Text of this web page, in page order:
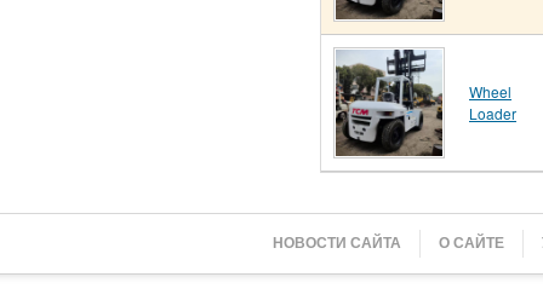
Wheel
Loader
НОВОСТИ САЙТА О САЙТЕ